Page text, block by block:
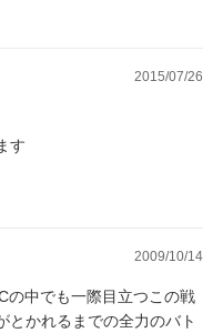
2015/07/26
す
2009/10/14
の中でも一際目立つこの戦
とかれるまでの全力のバト